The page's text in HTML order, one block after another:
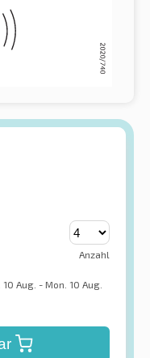
Anzahl
Aug. - Mon. 10 Aug.